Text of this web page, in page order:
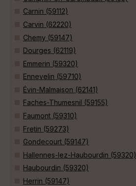
Carnin (59112)
Carvin (62220)
Chemy (59147)
Dourges (62119)
Emmerin (59320)
Ennevelin (59710)
Évin-Malmaison (62141)
Faches-Thumesnil (59155)
Faumont (59310)
Fretin (59273)
Gondecourt (59147)
Hallennes-lez-Haubourdin (59320)
Haubourdin (59320)
Herrin (59147)